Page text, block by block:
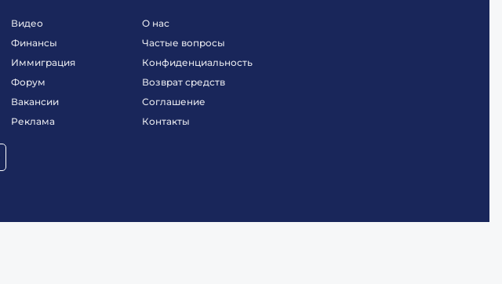
Видео
Финансы
Иммиграция
Форум
Вакансии
Реклама
О нас
Частые вопросы
Конфиденциальность
Возврат средств
Соглашение
Контакты